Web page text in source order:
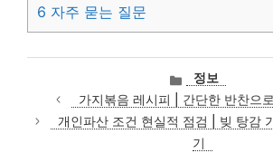
6 자주 묻는 질문
카
테
고
리
정보
가지볶음 레시피 | 간단한 반찬으
개인파산 조건 현실적 점검 | 빚 탕감
기